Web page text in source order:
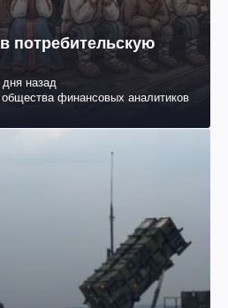
потребительскую
дня назад
общества финансовых аналитиков